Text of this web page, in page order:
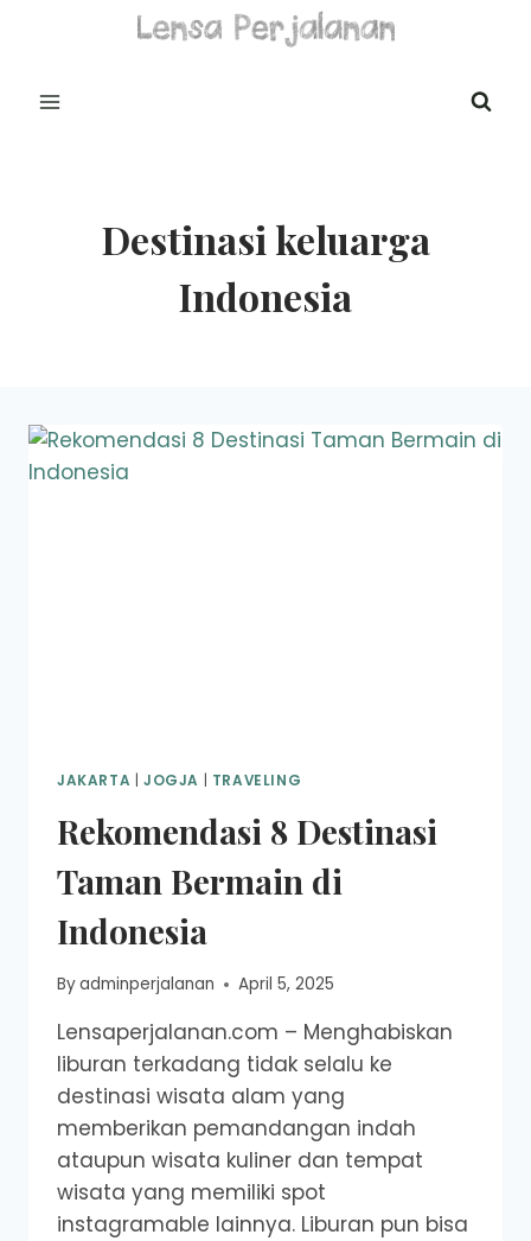
Destinasi keluarga
Indonesia
JAKARTA JOGJA TRAVELING
Rekomendasi 8 Destinasi
Taman Bermain di
Indonesia
Byadminperjalanan April 5, 2025
Lensaperjalanan.com – Menghabiskan
liburan terkadang tidak selalu ke
destinasi wisata alam yang
memberikan pemandangan indah
ataupun wisata kuliner dan tempat
wisata yang memiliki spot
instagramable lainnya. Liburan pun bisa